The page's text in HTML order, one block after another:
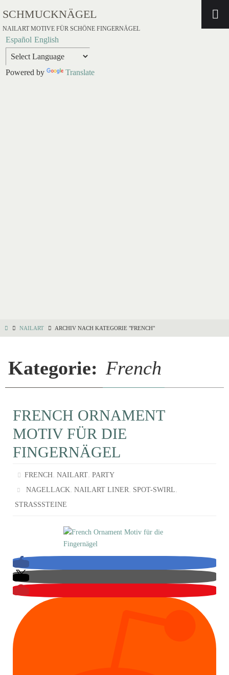
SCHMUCKNÄGEL
NAILART MOTIVE FÜR SCHÖNE FINGERNÄGEL
Español English
Powered by Translate
NAILART ARCHIV NACH KATEGORIE "FRENCH"
Kategorie: French
FRENCH ORNAMENT
MOTIV FÜR DIE
FINGERNÄGEL
FRENCH,NAILART,PARTY
NAGELLACK,NAILART LINER, SPOT-SWIRL,
STRASSSTEINE